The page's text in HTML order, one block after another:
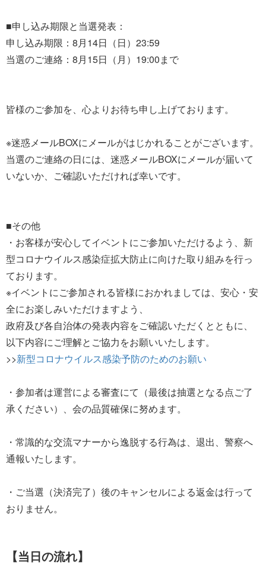
■申し込み期限と当選発表：
申し込み期限：8月14日（日）23:59
当選のご連絡：8月15日（月）19:00まで
皆様のご参加を、心よりお待ち申し上げております。
※迷惑メールBOXにメールがはじかれることがございます。
当選のご連絡の日には、迷惑メールBOXにメールが届いて
いないか、ご確認いただければ幸いです。
■その他
・お客様が安心してイベントにご参加いただけるよう、新
型コロナウイルス感染症拡大防止に向けた取り組みを行っ
ております。
※イベントにご参加される皆様におかれましては、安心・安
全にお楽しみいただけますよう、
政府及び各自治体の発表内容をご確認いただくとともに、
以下内容にご理解とご協力をお願いいたします。
>>新型コロナウイルス感染予防のためのお願い
・参加者は運営による審査にて（最後は抽選となる点ご了
承ください）、会の品質確保に努めます。
・常識的な交流マナーから逸脱する行為は、退出、警察へ
通報いたします。
・ご当選（決済完了）後のキャンセルによる返金は行って
おりません。
【当日の流れ】